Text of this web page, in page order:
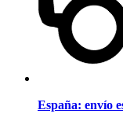
España: envío